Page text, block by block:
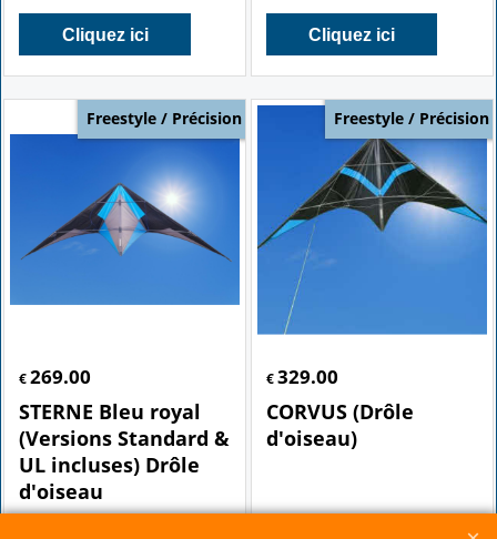
Cliquez ici Cliquez ici
Freestyle / Précision
€ 269.00
STERNE Bleu royal
(Versions Standard &
UL incluses) Drôle
d'oiseau
Freestyle / Précision
€329.00
CORVUS (Drôle
d'oiseau)